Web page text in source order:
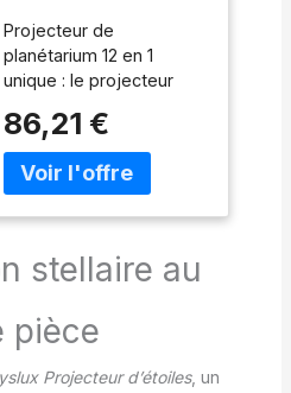
Chambre à Coucher,
veilleuse Galaxie
Ultra Claire avec 12
disques Galaxies
remplaçables 4K
remplaçables,
Rotation à 360
Projecteur de
planétarium 12 en 1
unique : le projecteur
avec 12 différents
disques galaxie 4K HD : 1.
Galaxy 2 Système
Andromeda Galaxy 7.
NGC4302-NGC4298 8.
M60--UCD1 10.
Nébuleuse de l'Amérique
du Nord 11. Mystic
86,21 €
stellaire au
pièce
Projecteur d’étoiles, un